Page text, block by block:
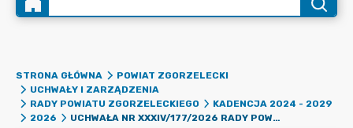
STRONA GŁÓWNA
POWIAT ZGORZELECKI
UCHWAŁY I ZARZĄDZENIA
RADY POWIATU ZGORZELECKIEGO
KADENCJA 2024 - 2029
2026
UCHWAŁA NR XXXIV/177/2026 RADY POWIATU ZGORZELECKIEGO Z DNIA 28 MAJA 2026 R. W SPRAWIE USTALENIA WYSOKOŚCI WYNAGRODZENIA MIESIĘCZNEGO DLA STAROSTY ZGORZELECKIEGO